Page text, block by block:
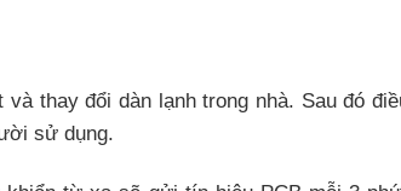
thay đổi dàn lạnh trong nhà. Sau đó
sử dụng.